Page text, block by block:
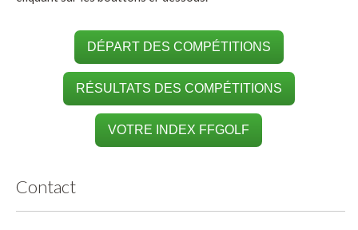
DÉPART DES COMPÉTITIONS
RÉSULTATS DES COMPÉTITIONS
VOTRE INDEX FFGOLF
Contact